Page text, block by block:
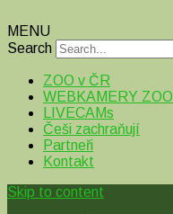
MENU
Search
ZOO v ČR
WEBKAMERY ZOO
LIVECAMs
Češi zachraňují
Partneři
Kontakt
Skip to content